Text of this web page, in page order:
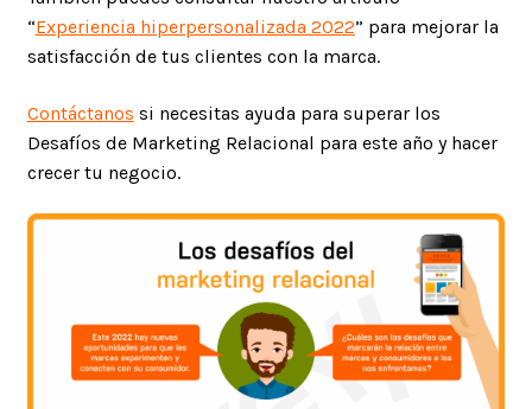
“Experiencia hiperpersonalizada 2022” para mejorar la
satisfacción de tus clientes con la marca.
Contáctanos si necesitas ayuda para superar los
Desafíos de Marketing Relacional para este año y hacer
crecer tu negocio.